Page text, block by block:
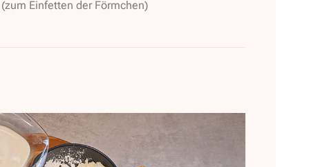
(zum Einfetten der Förmchen)